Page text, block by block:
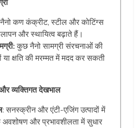
नैनो कण कंक्रीट, स्टील और कोटिंग्स
और स्थायित्व बढ़ाते हैं।
कुछ नैनो सामग्री संरचनाओं की
या क्षति की मरम्मत में मदद कर सकती
व्यक्तिगत देखभाल
: सनस्क्रीन और एंटी-एजिंग उत्पादों में
और प्रभावशीलता में सुधार